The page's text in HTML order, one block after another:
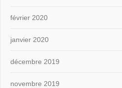
février 2020
janvier 2020
décembre 2019
novembre 2019